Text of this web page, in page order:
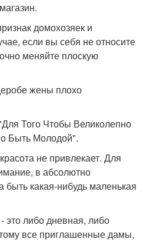
домохозяек и
если вы себя не относите
меняйте плоскую
жены плохо
Того Чтобы Великолепно
Быть Молодой".
не привлекает. Для
в абсолютно
быть какая-нибудь маленькая
это либо дневная, либо
все приглашенные дамы,